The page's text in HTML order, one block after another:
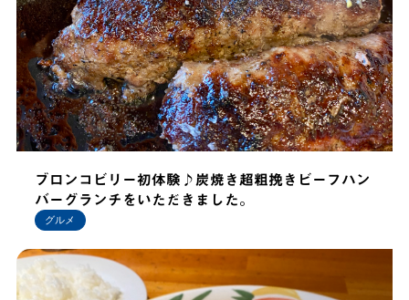
ブロンコビリー初体験♪炭焼き超粗挽きビーフハン
バーグランチをいただきました。
グルメ